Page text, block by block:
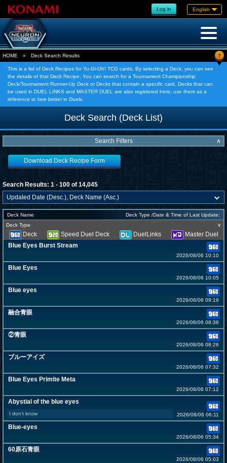
Log in English
HOME » Deck Search Results ?
This is a list of Deck Recipes for Yu-Gi-Oh! TCG cards. By selecting a Deck, you can see
the details of that Deck Recipe. You can search for a Tournament Championship
Deck/Tournament Runner-Up Deck or Decks that contain a specific card. Decks that can
be used in DUEL LINKS and MASTER DUEL are also registered here; use them as a
reference to fare better in Duels.
Deck Search (Deck List)
Search Filters ∧
Download Deck Recipe Form
Search Results: 1 - 100 of 14,045
Deck Name
Deck Type /Date & Time of Last Update:
Deck Type
∨
Deck Speed Duel Deck DuelLinks
Master Duel
Blue Eyes Burst Stream
2026/08/06 10:10
Blue Eyes
2026/08/06 10:05
Blue eyes
2026/08/06 09:19
融合青眼
2026/08/06 08:38
②青眼
2026/08/06 08:26
ブルーアイズ
2026/08/06 07:32
Blue Eyes Primite Meta
2026/08/06 07:12
Abystial of the blue eyes
I don't know 2026/08/06 06:11
Blue-eyes
2026/08/06 05:34
60原石青眼
2026/08/06 05:03